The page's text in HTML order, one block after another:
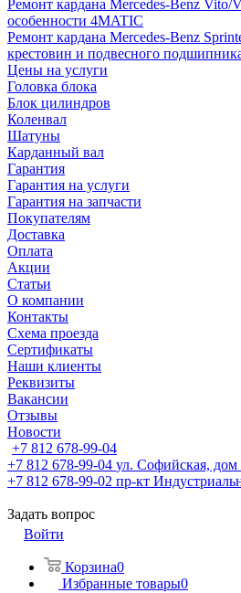
Ремонт кардана Mercedes-Benz Vito/
особенности 4MATIC
Ремонт кардана Mercedes-Benz
крестовин и подвесного
Цены на услуги
Головка блока
Блок цилиндров
Коленвал
Шатуны
Карданный вал
Гарантия
Гарантия на услуги
Гарантия на запчасти
Покупателям
Доставка
Оплата
Акции
Статьи
О компании
Контакты
Схема проезда
Сертификаты
Наши клиенты
Реквизиты
Вакансии
Отзывы
Новости
+7 812 678-99-04
+7 812 678-99-04 ул. Софийская, дом
+7 812 678-99-02 пр-кт
Задать вопрос
Войти
Корзина0
Избранные товары0